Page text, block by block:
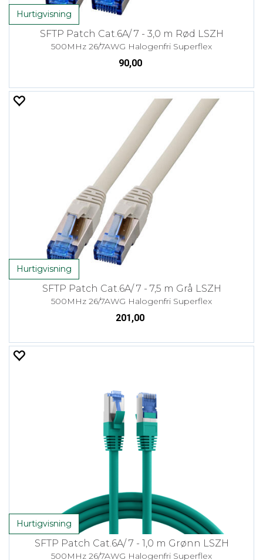
Hurtigvisning
SFTP Patch Cat.6A/ 7 - 3,0 m Rød LSZH
500MHz 26/7AWG Halogenfri Superflex
90,00
Hurtigvisning
SFTP Patch Cat.6A/ 7 - 7,5 m Grå LSZH
500MHz 26/7AWG Halogenfri Superflex
201,00
Hurtigvisning
SFTP Patch Cat.6A/ 7 - 1,0 m Grønn LSZH
500MHz 26/7AWG Halogenfri Superflex